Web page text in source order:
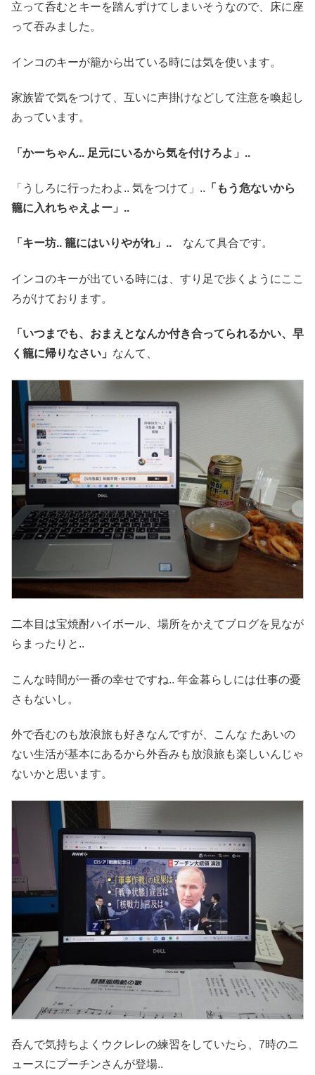
立って呑むとキーを踏んずけてしまいそうなので、床に座
って吞みました。
インコのキーが籠から出ている時には気を使います。
家族皆で気をつけて、互いに声掛けなどして注意を喚起し
あっています。
「かーちゃん.. 足元にいるから気を付けろよ」..
「うしろに行ったわよ.. 気をつけて」.. 「もう危ないから
籠に入れちゃえよー」..
「キー坊.. 籠にはいりやがれ」.. なんて具合です。
インコのキーが出ている時には、すり足で歩くようにここ
ろがけております。
「いつまでも、おまえとなんか付き合ってられるかい、早
く籠に帰りなさい」 なんて、
二本目は宝焼酎ハイボール、場所をかえてブログを見なが
らまったりと..
こんな時間が一番の幸せですね.. 年金暮らしには仕事の憂
さもないし。
外で呑むのも放浪旅も好きなんですが、こんな たあいの
ない生活が基本にあるから外呑みも放浪旅も楽しいんじゃ
ないかと思います。
呑んで気持ちよくウクレレの練習をしていたら、7時のニ
ュースにプーチンさんが登場..